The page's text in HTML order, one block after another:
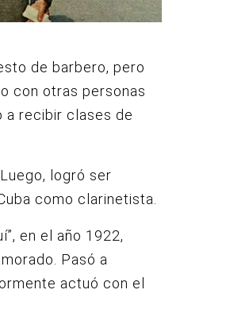
de barbero, pero
con otras personas
a recibir clases de
l ogró ser
como clarinetista.
en el año 1922,
Pasó a
actuó con el